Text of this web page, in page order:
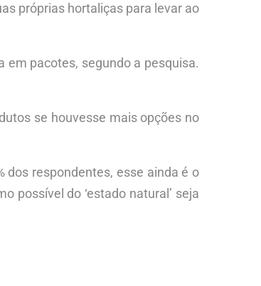
próprias hortaliças para levar ao
pacotes, segundo a pesquisa.
se houvesse mais opções no
dos respondentes, esse ainda é o
possível do ‘estado natural’ seja